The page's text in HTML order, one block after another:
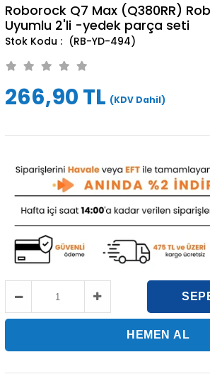
Roborock Q7 Max (Q380RR)
Uyumlu 2'li -yedek parça seti
(RB-YD-494)
266,90 TL (KDV Dahil)